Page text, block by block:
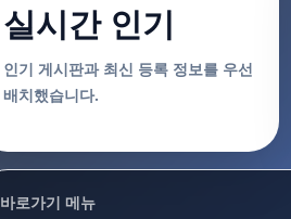
실시간 인기
인기 게시판과 최신 등록 정보를 우선
배치했습니다.
바로가기 메뉴